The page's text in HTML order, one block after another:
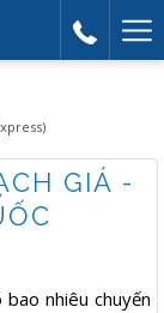
GIÁ -
nhiêu chuyến